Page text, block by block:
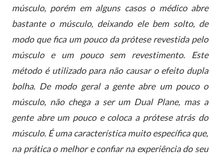
músculo, porém em alguns casos o médico abre
bastante o músculo, deixando ele bem solto, de
modo que fica um pouco da prótese revestida pelo
músculo e um pouco sem revestimento. Este
método é utilizado para não causar o efeito dupla
bolha. De modo geral a gente abre um pouco o
músculo, não chega a ser um Dual Plane, mas a
gente abre um pouco e coloca a prótese atrás do
músculo. É uma característica muito específica que,
na prática o melhor e confiar na experiência do seu